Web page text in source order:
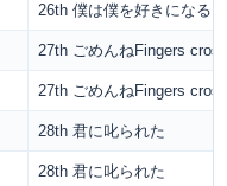
26th 僕は僕を好きになる
27th ごめんねFingers
27th ごめんねFingers
28th 君に叱られた
28th 君に叱られた